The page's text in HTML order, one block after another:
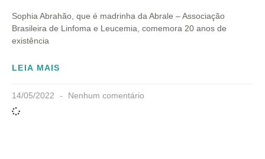
Sophia Abrahão, que é madrinha da Abrale – Associação
Brasileira de Linfoma e Leucemia, comemora 20 anos de
existência
LEIA MAIS
14/05/2022 Nenhum comentário